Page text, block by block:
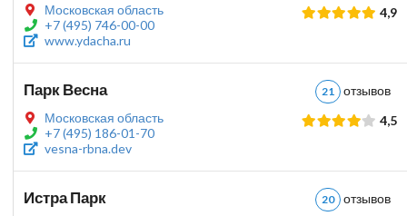
Московская область
+7 (495) 746-00-00
www.ydacha.ru
4,9
Парк Весна 21
Московская область
+7 (495) 186-01-70
vesna-rbna.dev
4,5
Истра Парк 20